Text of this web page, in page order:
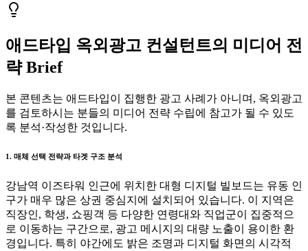
애드타입 옥외광고 컨설턴트의 미디어 전
략 Brief
본 콘텐츠는 애드타입이 집행한 광고 사례가 아니며, 옥외광고
를 검토하시는 분들의 미디어 전략 수립에 참고가 될 수 있도
록 분석·작성한 것입니다.
1. 매체 선택 전략과 타겟 구조 분석
강남역 이즈타워 인근에 위치한 대형 디지털 빌보드는 유동 인
구가 매우 많은 상권 중심지에 설치되어 있습니다. 이 지역은
직장인, 학생, 쇼핑객 등 다양한 연령대와 직업군이 집중적으
로 이동하는 구간으로, 광고 메시지의 대량 노출이 용이한 환
경입니다. 특히 야간에도 밝은 조명과 디지털 화면의 시각적